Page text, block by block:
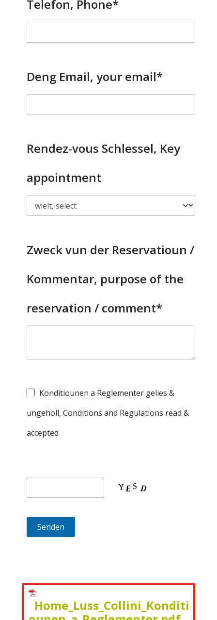
Telefon, Phone*
Deng Email, your email*
Rendez-vous Schlessel, Key
appointment
Zweck vun der Reservatioun /
Kommentar, purpose of the
reservation / comment*
Konditiounen a Reglementer gelies &
ungeholl, Conditions and Regulations read &
accepted
Home_Luss_Collini_Konditi